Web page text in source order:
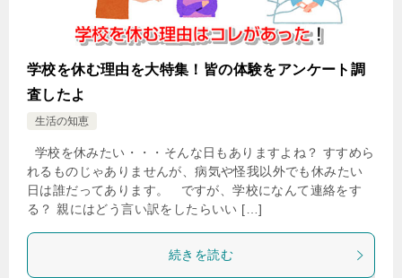
学校を休む理由を大特集！皆の体験をアンケート調
査したよ
生活の知恵
学校を休みたい・・・そんな日もありますよね？ すすめら
れるものじゃありませんが、病気や怪我以外でも休みたい
日は誰だってあります。 ですが、学校になんて連絡をす
る？ 親にはどう言い訳をしたらいい […]
続きを読む